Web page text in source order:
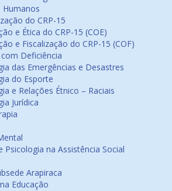
Humanos
do CRP-15
e Ética do CRP-15 (COE)
e Fiscalização do CRP-15 (COF)
Deficiência
das Emergências e Desastres
do Esporte
e Relações Étnico – Raciais
Jurídica
Psicologia na Assistência Social
Arapiraca
Educação